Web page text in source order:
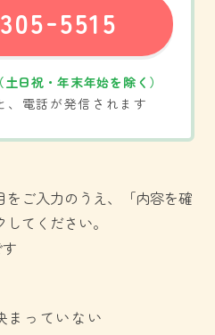
い合わせ
305-5515
日祝・年末年始を除く）
電話が発信されます
ご入力のうえ、「内容を確
てください。
まっていない